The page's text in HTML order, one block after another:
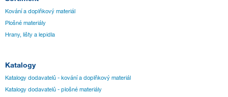
Kování a doplňkový materiál
Plošné materiály
Hrany, lišty a lepidla
Katalogy
Katalogy dodavatelů - kování a doplňkový materiál
Katalogy dodavatelů - plošné materiály